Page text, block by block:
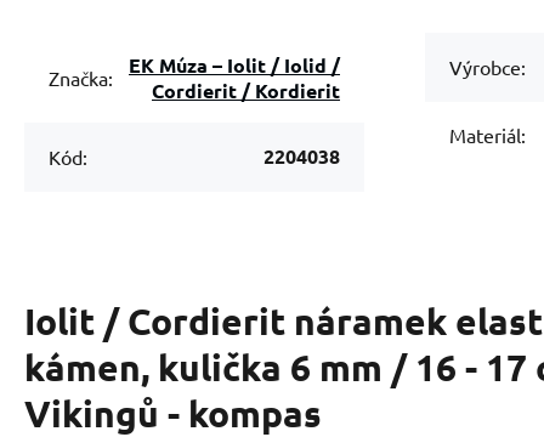
Značka:
EK Múza – Iolit / Iolid /
Cordierit / Kordierit
Kód: 2204038
Výrobce:
Materiál:
Iolit / Cordierit náramek
kámen, kulička 6 mm / 16 - 17
Vikingů - kompas